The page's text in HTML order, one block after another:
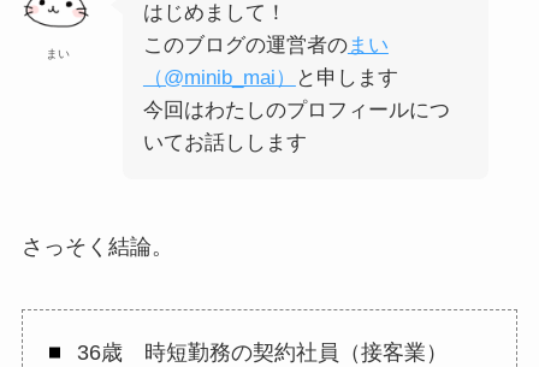
まい
はじめまして！
このブログの運営者のまい
（@minib_mai）
と申します
今回はわたしのプロフィールにつ
いてお話しします
さっそく結論。
36歳 時短勤務の契約社員（接客業）